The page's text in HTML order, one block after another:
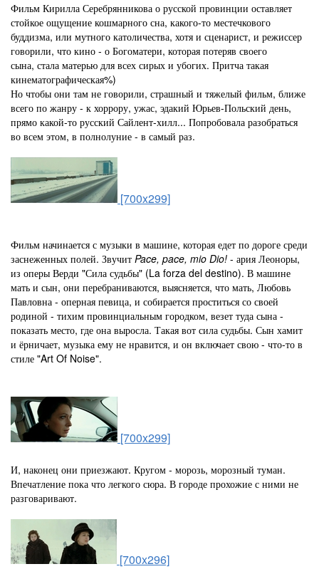
Фильм Кирилла Серебрянникова о русской провинции оставляет
стойкое ощущение кошмарного сна, какого-то местечкового
буддизма, или мутного католичества, хотя и сценарист, и режиссер
говорили, что кино - о Богоматери, которая потеряв своего
сына, стала матерью для всех сирых и убогих. Притча такая
кинематографическая%)
Но чтобы они там не говорили, страшный и тяжелый фильм, ближе
всего по жанру - к хоррору, ужас, эдакий Юрьев-Польский день,
прямо какой-то русский Сайлент-хилл... Попробовала разобраться
во всем этом, в полнолуние - в самый раз.
[700x299]
Фильм начинается с музыки в машине, которая едет по дороге среди
заснеженных полей. Звучит Pace, pace, mio Dio! - ария Леоноры,
из оперы Верди "Сила судьбы" (La forza del destino). В машине
мать и сын, они перебраниваются, выясняется, что мать, Любовь
Павловна - оперная певица, и собирается проститься со своей
родиной - тихим провинциальным городком, везет туда сына -
показать место, где она выросла. Такая вот сила судьбы. Сын хамит
и ёрничает, музыка ему не нравится, и он включает свою - что-то в
стиле "Art Of Noise".
[700x299]
И, наконец они приезжают. Кругом - морозь, морозный туман.
Впечатление пока что легкого сюра. В городе прохожие с ними не
разговаривают.
[700x296]